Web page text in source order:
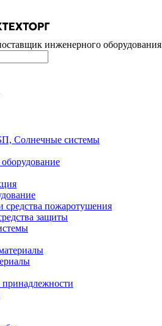
инженерного оборудования
Солнечные системы
средства пожаротушения
защиты